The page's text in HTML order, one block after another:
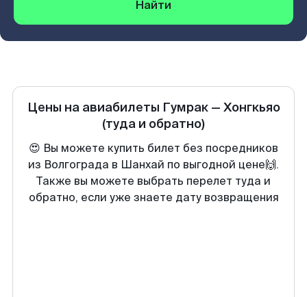
Найти
Цены на авиабилеты Гумрак— Хонгкьяо
(туда и обратно)
😍 Вы можете купить билет без посредников
из Волгограда в Шанхай по выгодной цене🙌.
Также вы можете выбрать перелет туда и
обратно, если уже знаете дату возвращения